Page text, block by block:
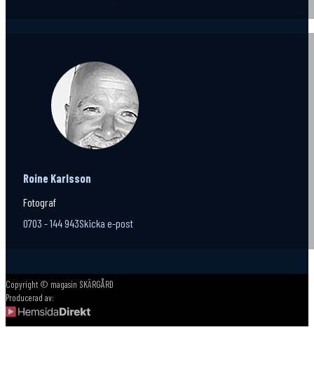
Roine Karlsson
Fotograf
0703 - 144 943Skicka e-post
Copyright © magasin SKÄRGÅRD
Producerad av: